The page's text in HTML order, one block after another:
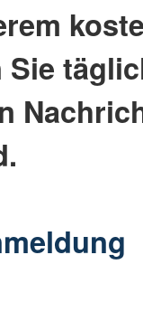
Sie